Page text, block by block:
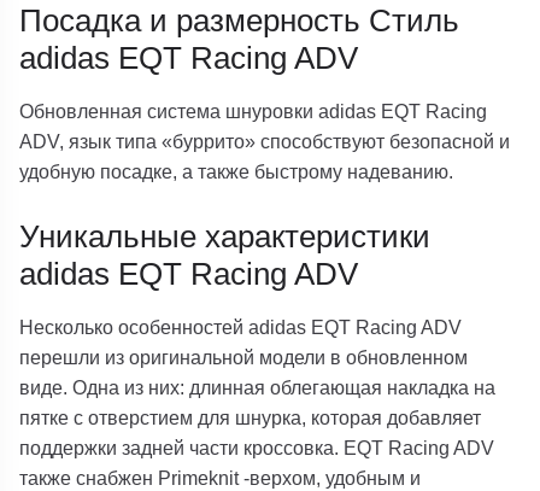
Посадка и размерность Стиль
adidas EQT Racing ADV
Обновленная система шнуровки adidas EQT Racing
ADV, язык типа «буррито» способствуют безопасной и
удобную посадке, а также быстрому надеванию.
Уникальные характеристики
adidas EQT Racing ADV
Несколько особенностей adidas EQT Racing ADV
перешли из оригинальной модели в обновленном
виде. Одна из них: длинная облегающая накладка на
пятке с отверстием для шнурка, которая добавляет
поддержки задней части кроссовка. EQT Racing ADV
также снабжен Primeknit -верхом, удобным и